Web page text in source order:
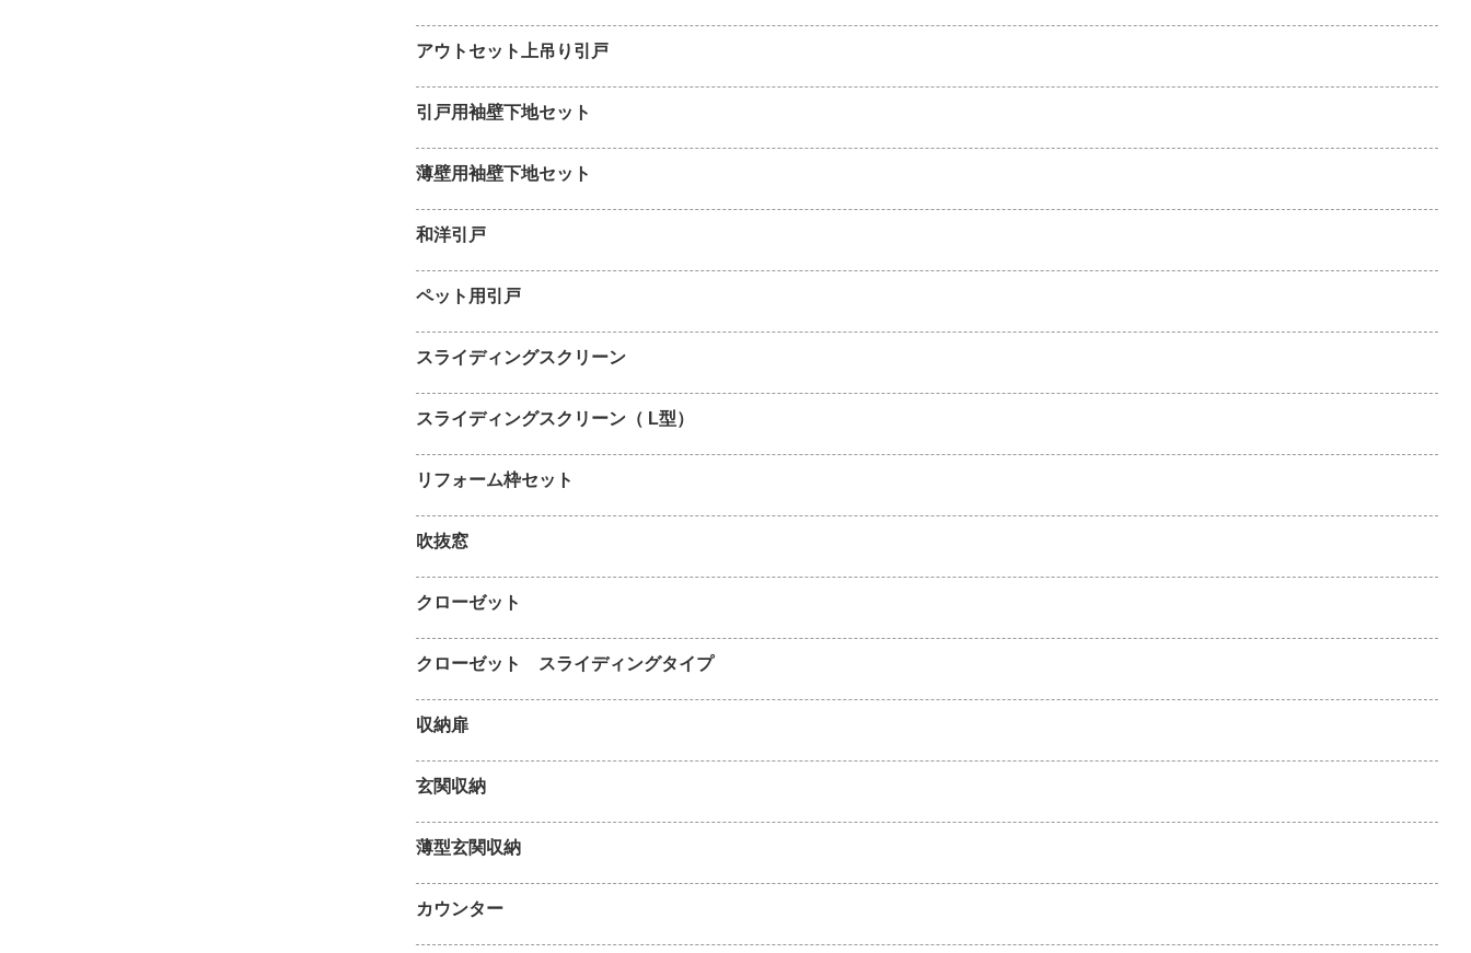
アウトセット上吊り引戸
引戸用袖壁下地セット
薄壁用袖壁下地セット
和洋引戸
ペット用引戸
スライディングスクリーン
スライディングスクリーン（ L型）
リフォーム枠セット
吹抜窓
クローゼット
クローゼット スライディングタイプ
収納扉
玄関収納
薄型玄関収納
カウンター